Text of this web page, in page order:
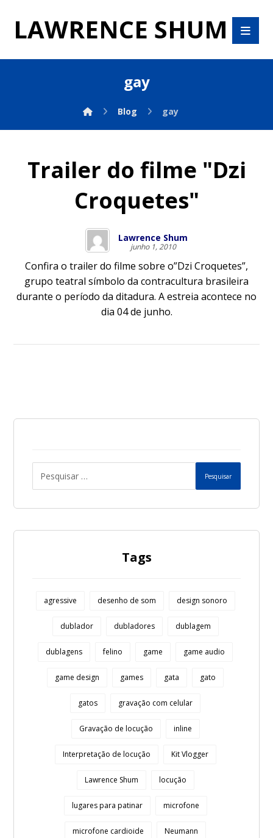
LAWRENCE SHUM
gay
Blog gay
Trailer do filme "Dzi
Croquetes"
Lawrence Shum
junho 1, 2010
Confira o trailer do filme sobre o”Dzi Croquetes”,
grupo teatral símbolo da contracultura brasileira
durante o período da ditadura. A estreia acontece no
dia 04 de junho.
Pesquisar
Tags
agressive desenho de som design sonoro
dublador dubladores dublagem
dublagens felino game game audio
game design games gata gato
gatos gravação com celular
Gravação de locução inline
Interpretação de locução Kit Vlogger
Lawrence Shum locução
lugares para patinar microfone
microfone cardioide Neumann